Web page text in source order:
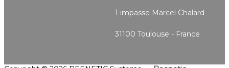
1 impasse Marcel Chalard
31100 Toulouse - France